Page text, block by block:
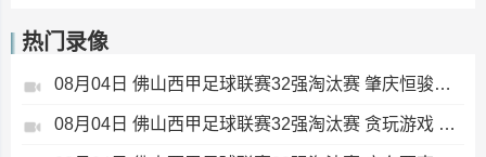
热门录像
08月04日 佛山西甲足球联赛32强淘汰赛 肇庆恒骏成 VS 三七互娱 全场录像
08月04日 佛山西甲足球联赛32强淘汰赛 贪玩游戏 VS 美的薪火 全场录像